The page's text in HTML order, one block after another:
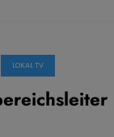
LOKAL TV